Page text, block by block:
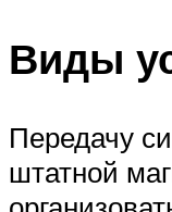
Виды
Передачу
штатной